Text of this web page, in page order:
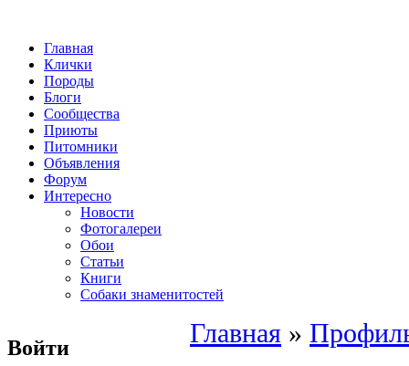
Главная
Клички
Породы
Блоги
Сообщества
Приюты
Питомники
Объявления
Форум
Интересно
Новости
Фотогалереи
Обои
Статьи
Книги
Собаки знаменитостей
Войти Главная »